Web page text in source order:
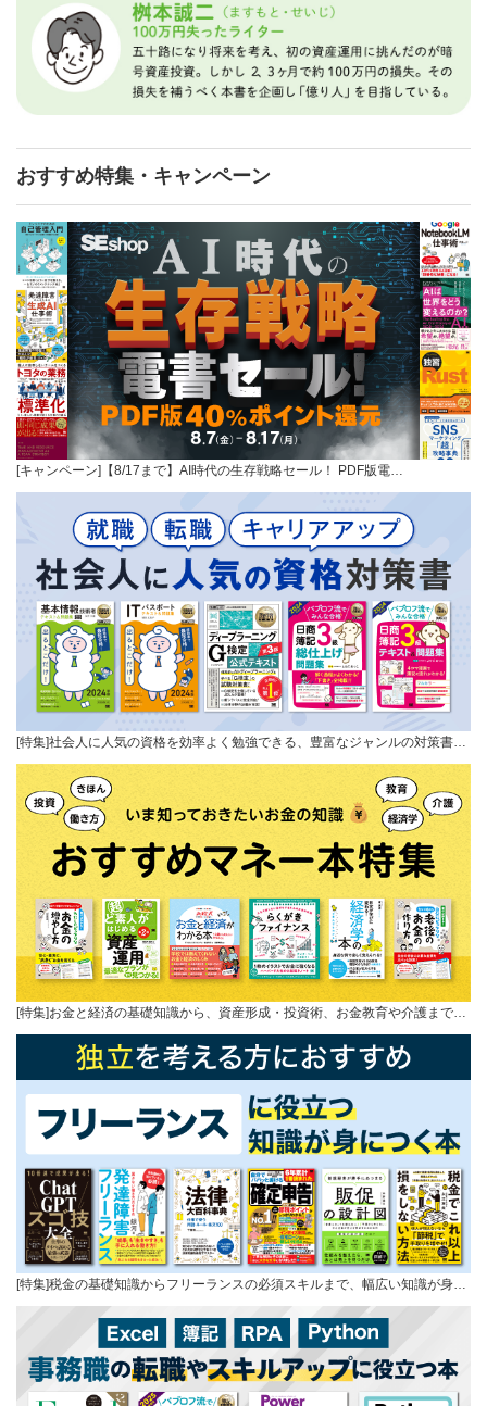
おすすめ特集・キャンペーン
[キャンペーン]【8/17まで】AI時代の生存戦略セール！ PDF版電…
[特集]社会人に人気の資格を効率よく勉強できる、豊富なジャンルの対策書…
[特集]お金と経済の基礎知識から、資産形成・投資術、お金教育や介護まで…
[特集]税金の基礎知識からフリーランスの必須スキルまで、幅広い知識が身…